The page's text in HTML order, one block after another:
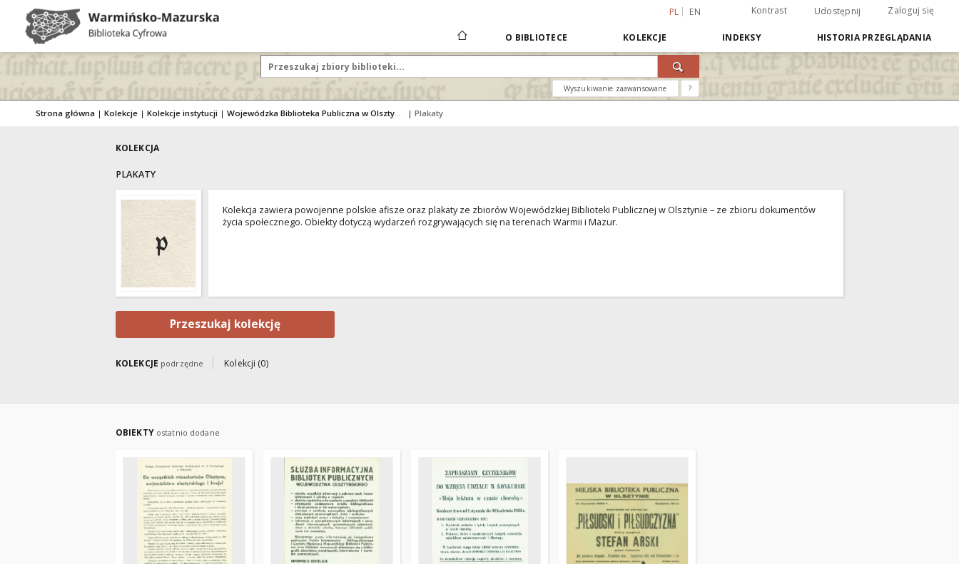
PL EN Kontrast Udostępnij Zaloguj się
O BIBLIOTECE KOLEKCJE INDEKSY HISTORIA PRZEGLĄDANIA
Wyszukiwanie zaawansowane ?
Strona główna | Kolekcje | Kolekcje instytucji | Wojewódzka Biblioteka Publiczna w Olsztynie | Plakaty
KOLEKCJA
PLAKATY
Kolekcja zawiera powojenne polskie afisze oraz plakaty ze zbiorów Wojewódzkiej Biblioteki Publicznej w Olsztynie – ze zbioru dokumentów
życia społecznego. Obiekty dotyczą wydarzeń rozgrywających się na terenach Warmii i Mazur.
Przeszukaj kolekcję
KOLEKCJE podrzędne Kolekcji (0)
OBIEKTY ostatnio dodane